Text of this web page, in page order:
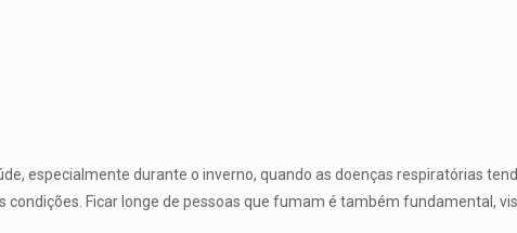
especialmente durante o inverno, quando as doenças respiratórias
condições. Ficar longe de pessoas que fumam é também fundamental,